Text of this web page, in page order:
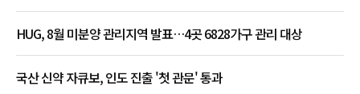
HUG, 8월 미분양 관리지역 발표…4곳 6828가구 관리 대상
국산 신약 자큐보, 인도 진출 '첫 관문' 통과